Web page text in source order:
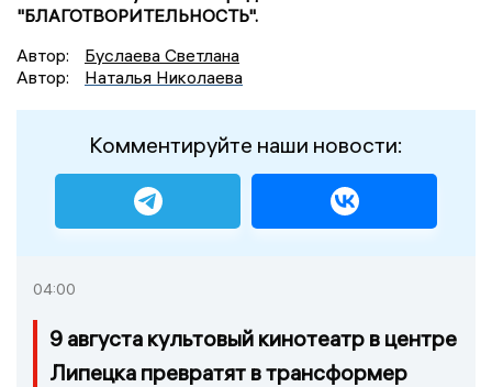
"БЛАГОТВОРИТЕЛЬНОСТЬ".
Автор:
Буслаева Светлана
Автор:
Наталья Николаева
Комментируйте наши новости:
04:00
9 августа культовый кинотеатр в центре
Липецка превратят в трансформер